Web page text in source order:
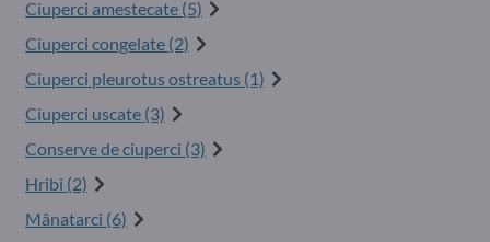
Ciuperci amestecate (5)
Ciuperci congelate (2)
Ciuperci pleurotus ostreatus (1)
Ciuperci uscate (3)
Conserve de ciuperci (3)
Hribi (2)
Mânatarci (6)